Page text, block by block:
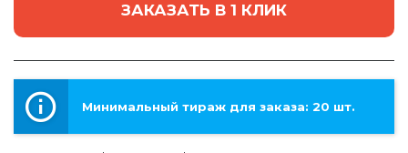
ЗАКАЗАТЬ В 1 КЛИК
Минимальный тираж для заказа: 20 шт.